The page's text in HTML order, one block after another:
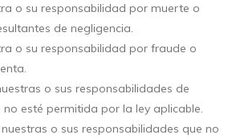
o su responsabilidad por muerte o
de negligencia.
o su responsabilidad por fraude o
o sus responsabilidades de
esté permitida por la ley aplicable.
o sus responsabilidades que no